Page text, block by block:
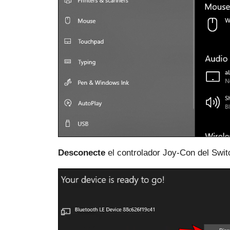
Desconecte el controlador Joy-Con del